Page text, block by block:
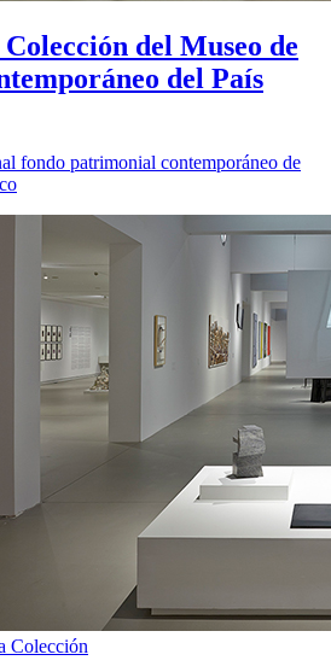
del Museo de
del País
fondo patrimonial contemporáneo de
Colección